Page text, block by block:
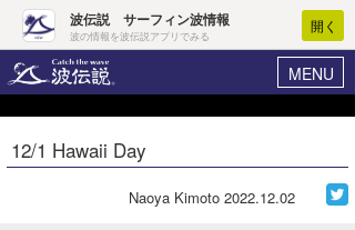
波伝説 サーフィン波情報
波の情報を波伝説アプリでみる
開く
MENU
ヘルプ マイホーム
ログイン
12/1 Hawaii Day
Naoya Kimoto 2022.12.02
Core Surf Japan